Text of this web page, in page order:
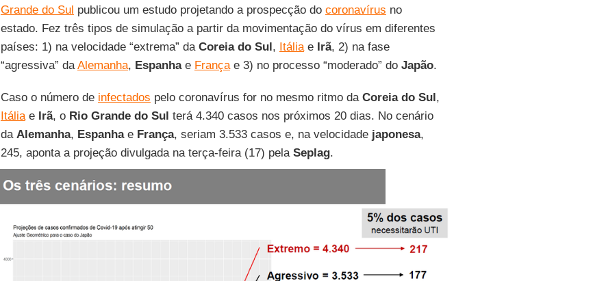
Grande do Sul publicou um estudo projetando a prospecção do coronavírus no
estado. Fez três tipos de simulação a partir da movimentação do vírus em diferentes
países: 1) na velocidade “extrema” da Coreia do Sul, Itáliae Irã, 2) na fase
“agressiva” daAlemanha, Espanhae Françae 3) no processo “moderado” do Japão.
Caso o número de infectados pelo coronavírus for no mesmo ritmo da Coreia do Sul,
Itáliae Irã, o Rio Grande do Sul terá 4.340 casos nos próximos 20 dias. No cenário
da Alemanha, Espanhae França, seriam 3.533 casos e, na velocidade japonesa,
245, aponta a projeção divulgada na terça-feira (17) pela Seplag.